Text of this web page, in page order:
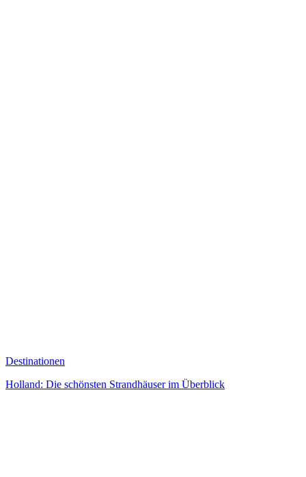
Destinationen
Holland: Die schönsten Strandhäuser im Überblick